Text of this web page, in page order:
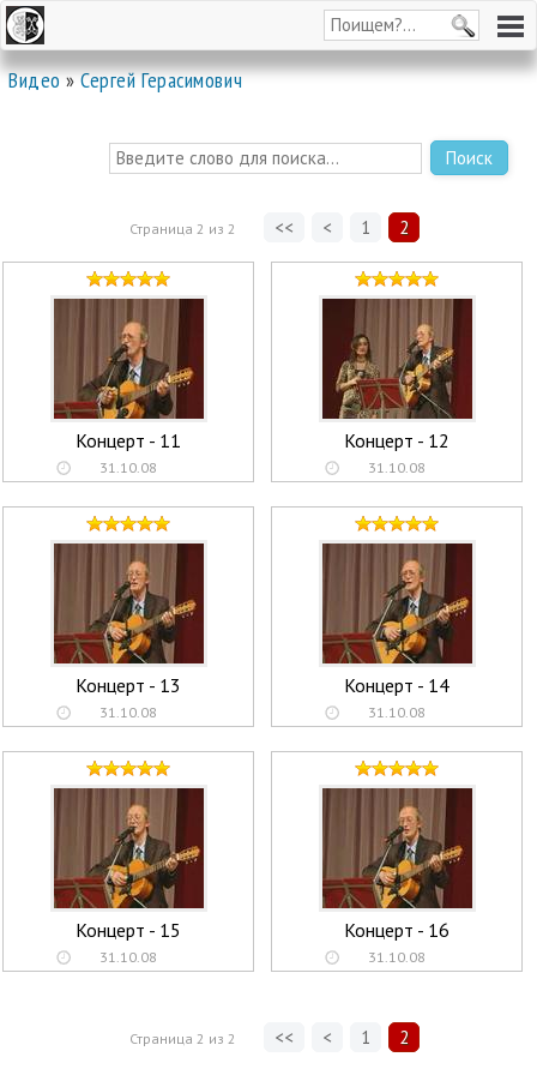
Видео»Сергей Герасимович
Поиск
Страница 2 из 2 << < 1 2
Концерт - 11
31.10.08
Концерт - 12
31.10.08
Концерт - 13
31.10.08
Концерт - 14
31.10.08
Концерт - 15
31.10.08
Концерт - 16
31.10.08
Страница 2 из 2 << < 1 2